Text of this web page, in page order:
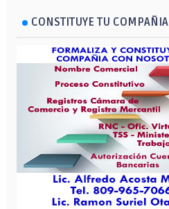
CONSTITUYE TU COMPAÑIA